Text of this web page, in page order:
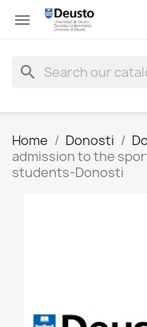

search
Home Donosti
admission to the
students-Donosti